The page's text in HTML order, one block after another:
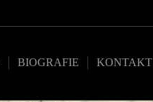
BIOGRAFIE KONTAKT